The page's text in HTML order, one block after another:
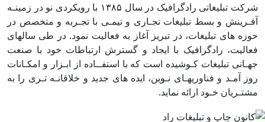
شرکت تبلیغاتی رادگرافیک در سال ۱۳۸۵ با رویکردی نو در زمینـه
آفـرینش و بسط تبلیغات تجـاری و تیمـی با تجـربه و متخصص در
حوزه های تبلیغات، در تبریز آغاز به فعالیت نمود. در طی سالهای
فعالیت، رادگرافیک با ایجاد و گسترش ارتباطات خود با صنعت
جهـانی تبلیغات کـوشیده است که با استفــاده از ابـزار و امکـانات
روز آمـد و فناوریهـای نـوین، ایده های جدید و خلاقانـه تـری را به
مشتـریان خـود ارائه نماید.